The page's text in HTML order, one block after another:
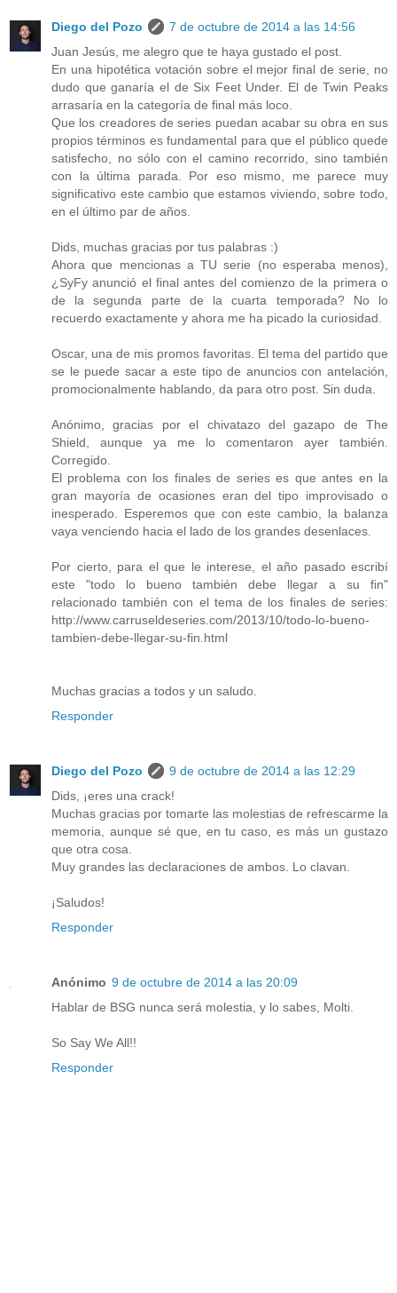
Diego del Pozo
7 de octubre de 2014 a las 14:56
Juan Jesús, me alegro que te haya gustado el post.
En una hipotética votación sobre el mejor final de serie, no
dudo que ganaría el de Six Feet Under. El de Twin Peaks
arrasaría en la categoría de final más loco.
Que los creadores de series puedan acabar su obra en sus
propios términos es fundamental para que el público quede
satisfecho, no sólo con el camino recorrido, sino también
con la última parada. Por eso mismo, me parece muy
significativo este cambio que estamos viviendo, sobre todo,
en el último par de años.
Dids, muchas gracias por tus palabras :)
Ahora que mencionas a TU serie (no esperaba menos),
¿SyFy anunció el final antes del comienzo de la primera o
de la segunda parte de la cuarta temporada? No lo
recuerdo exactamente y ahora me ha picado la curiosidad.
Oscar, una de mis promos favoritas. El tema del partido que
se le puede sacar a este tipo de anuncios con antelación,
promocionalmente hablando, da para otro post. Sin duda.
Anónimo, gracias por el chivatazo del gazapo de The
Shield, aunque ya me lo comentaron ayer también.
Corregido.
El problema con los finales de series es que antes en la
gran mayoría de ocasiones eran del tipo improvisado o
inesperado. Esperemos que con este cambio, la balanza
vaya venciendo hacia el lado de los grandes desenlaces.
Por cierto, para el que le interese, el año pasado escribí
este "todo lo bueno también debe llegar a su fin"
relacionado también con el tema de los finales de series:
http://www.carruseldeseries.com/2013/10/todo-lo-bueno-
tambien-debe-llegar-su-fin.html
Muchas gracias a todos y un saludo.
Responder
Diego del Pozo
9 de octubre de 2014 a las 12:29
Dids, ¡eres una crack!
Muchas gracias por tomarte las molestias de refrescarme la
memoria, aunque sé que, en tu caso, es más un gustazo
que otra cosa.
Muy grandes las declaraciones de ambos. Lo clavan.
¡Saludos!
Responder
Anónimo 9 de octubre de 2014 a las 20:09
Hablar de BSG nunca será molestia, y lo sabes, Molti.
So Say We All!!
Responder